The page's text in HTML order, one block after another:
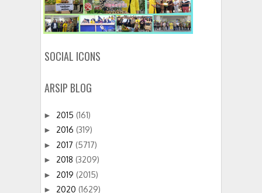
SOCIAL ICONS
ARSIP BLOG
► 2015 (161)
► 2016 (319)
► 2017 (5717)
► 2018 (3209)
► 2019 (2015)
► 2020 (1629)